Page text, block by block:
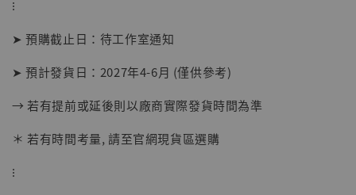
【現貨】BJSTUDIO 1/6系列可動蒐藏人偶 讓
子彈飛 鵝城縣長 張麻子 [BK01]
⁝
➤ 預購截止日：待工作室通知
➤ 預計發貨日：2027年4-6月 (僅供參考)
→ 若有提前或延後則以廠商實際發貨時間為準
＊ 若有時間考量, 請至官網現貨區選購
⁝